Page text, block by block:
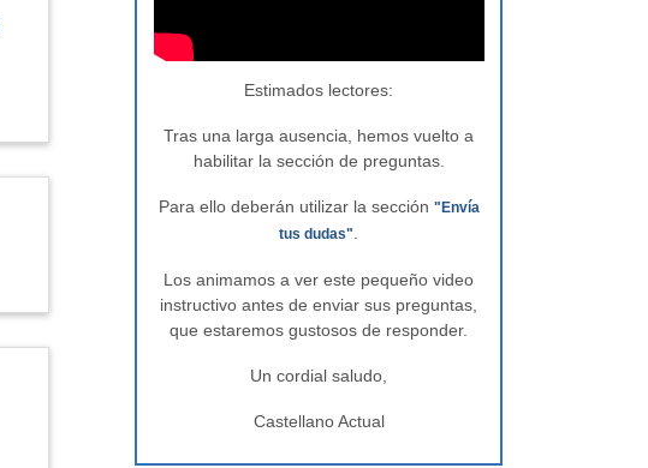
Estimados lectores:
Tras una larga ausencia, hemos vuelto a
habilitar la sección de preguntas.
Para ello deberán utilizar la sección "Envía
tus dudas"
Los animamos a ver este pequeño video
instructivo antes de enviar sus preguntas,
que estaremos gustosos de responder.
Un cordial saludo,
Castellano Actual